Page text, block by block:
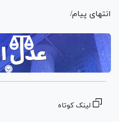
انتهای پیام/
لینک کوتاه